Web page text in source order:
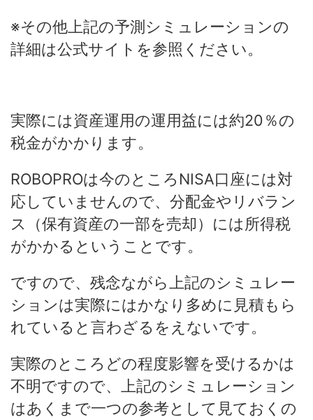
※その他上記の予測シミュレーションの
詳細は公式サイトを参照ください。
実際には資産運用の運用益には約20％の
税金がかかります。
ROBOPROは今のところNISA口座には対
応していませんので、分配金やリバラン
ス（保有資産の一部を売却）には所得税
がかかるということです。
ですので、残念ながら上記のシミュレー
ションは実際にはかなり多めに見積もら
れていると言わざるをえないです。
実際のところどの程度影響を受けるかは
不明ですので、上記のシミュレーション
はあくまで一つの参考として見ておくの